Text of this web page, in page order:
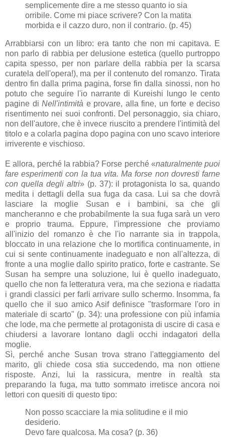
semplicemente dire a me stesso quanto io sia
orribile. Come mi piace scrivere? Con la matita
morbida e il cazzo duro, non il contrario. (p. 45)
Arrabbiarsi con un libro: era tanto che non mi capitava. E
non parlo di rabbia per delusione estetica (quello purtroppo
capita spesso, per non parlare della rabbia per la scarsa
curatela dell'opera!), ma per il contenuto del romanzo. Tirata
dentro fin dalla prima pagina, forse fin dalla sinossi, non ho
potuto che seguire l'io narrante di Kureishi lungo le cento
pagine di Nell'intimità e provare, alla fine, un forte e deciso
risentimento nei suoi confronti. Del personaggio, sia chiaro,
non dell'autore, che è invece riuscito a prendere l'intimità del
titolo e a colarla pagina dopo pagina con uno scavo interiore
irriverente e vischioso.
E allora, perché la rabbia? Forse perché «naturalmente puoi
fare esperimenti con la tua vita. Ma forse non dovresti farne
con quella degli altri» (p. 37): il protagonista lo sa, quando
medita i dettagli della sua fuga da casa. Lui sa che dovrà
lasciare la moglie Susan e i bambini, sa che gli
mancheranno e che probabilmente la sua fuga sarà un vero
e proprio trauma. Eppure, l'impressione che proviamo
all'inizio del romanzo è che l'io narrante sia in trappola,
bloccato in una relazione che lo mortifica continuamente, in
cui si sente continuamente inadeguato e non all'altezza, di
fronte a una moglie dallo spirito pratico, forte e castrante. Se
Susan ha sempre una soluzione, lui è quello inadeguato,
quello che non fa letteratura vera, ma che seziona e riadatta
i grandi classici per farli arrivare sullo schermo. Insomma, fa
quello che il suo amico Asif definisce "trasformare l'oro in
materiale di scarto" (p. 34): una professione con più infamia
che lode, ma che permette al protagonista di uscire di casa e
chiudersi a lavorare lontano dagli occhi indagatori della
moglie.
Sì, perché anche Susan trova strano l'atteggiamento del
marito, gli chiede cosa stia succedendo, ma non ottiene
risposte. Anzi, lui la rassicura, mentre in realtà sta
preparando la fuga, ma tutto sommato irretisce ancora noi
lettori con quesiti di questo tipo:
Non posso scacciare la mia solitudine e il mio
desiderio.
Devo fare qualcosa. Ma cosa? (p. 36)